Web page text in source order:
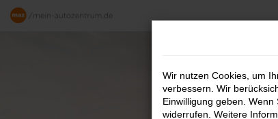
Zum
Wir nutzen Cookies, um
verbessern. Wir
Einwilligung geben.
widerrufen. Weitere